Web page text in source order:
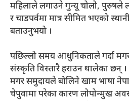
महिलाले लगाउने गुन्यू चोलो, पुरुषले
र चाडपर्वमा मात्र सीमित भएको
बताउनुभयो ।
पछिल्लो समय आधुनिकताले गर्दा
संस्कृति विस्तारै हराउन थालेका छन् ।
मगर समुदायले बोलिने खाम भाषा
चेपुवामा परेका कारण लोपोन्मुख